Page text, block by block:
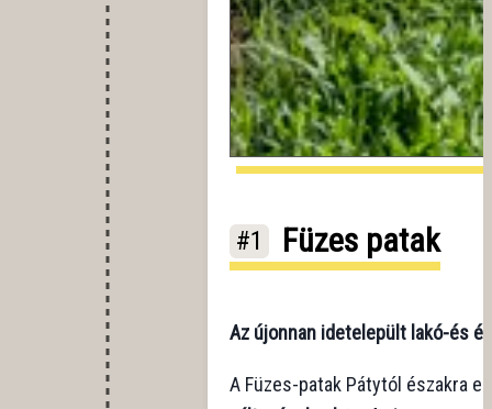
#1 Füzes patak
Az újonnan idetelepült lakó-és
A Füzes-patak Pátytól északra